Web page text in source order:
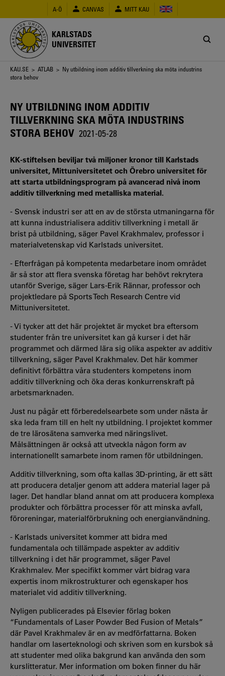
huvudinnehåll
A-Ö CANVAS MITT KAU
KARLSTADS
UNIVERSITET
Länkstig
KAU.SE > ATLAB > Ny utbildning inom additiv tillverkning ska möta industrins
stora behov
NY UTBILDNING INOM ADDITIV
TILLVERKNING SKA MÖTA INDUSTRINS
STORA BEHOV 2021-05-28
KK-stiftelsen beviljar två miljoner kronor till Karlstads
universitet, Mittuniversitetet och Örebro universitet för
att starta utbildningsprogram på avancerad nivå inom
additiv tillverkning med metalliska material.
- Svensk industri ser att en av de största utmaningarna för
att kunna industrialisera additiv tillverkning i metall är
brist på utbildning, säger Pavel Krakhmalev, professor i
materialvetenskap vid Karlstads universitet.
- Efterfrågan på kompetenta medarbetare inom området
är så stor att flera svenska företag har behövt rekrytera
utanför Sverige, säger Lars-Erik Rännar, professor och
projektledare på Sports Tech Research Centre vid
Mittuniversitetet.
- Vi tycker att det här projektet är mycket bra eftersom
studenter från tre universitet kan gå kurser i det här
programmet och därmed lära sig olika aspekter av additiv
tillverkning, säger Pavel Krakhmalev. Det här kommer
definitivt förbättra våra studenters kompetens inom
additiv tillverkning och öka deras konkurrenskraft på
arbetsmarknaden.
Just nu pågår ett förberedelsearbete som under nästa år
ska leda fram till en helt ny utbildning. I projektet kommer
de tre lärosätena samverka med näringslivet.
Målsättningen är också att utveckla någon form av
internationellt samarbete inom ramen för utbildningen.
Additiv tillverkning, som ofta kallas 3D-printing, är ett sätt
att producera detaljer genom att addera material lager på
lager. Det handlar bland annat om att producera komplexa
produkter och förbättra processer för att minska avfall,
föroreningar, materialförbrukning och energianvändning.
- Karlstads universitet kommer att bidra med
fundamentala och tillämpade aspekter av additiv
tillverkning i det här programmet, säger Pavel
Krakhmalev. Mer specifikt kommer vårt bidrag vara
expertis inom mikrostrukturer och egenskaper hos
materialet vid additiv tillverkning.
Nyligen publicerades på Elsevier förlag boken
“Fundamentals of Laser Powder Bed Fusion of Metals”
där Pavel Krakhmalev är en av medförfattarna. Boken
handlar om laserteknologi och skriven som en kursbok så
att studenter med olika bakgrund kan använda den som
kurslitteratur. Mer information om boken finner du här